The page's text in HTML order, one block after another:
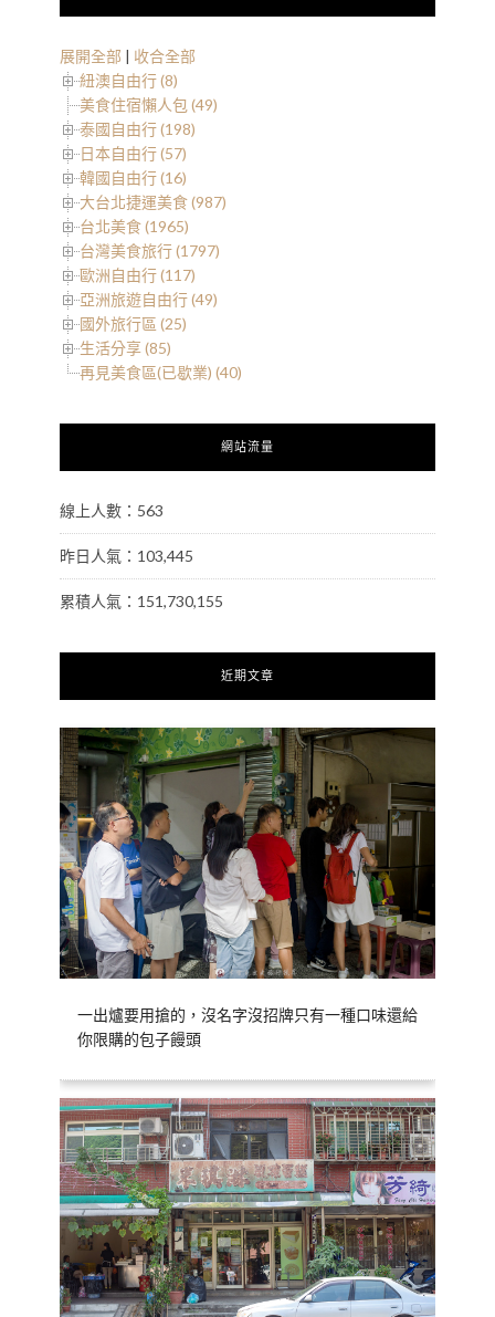
展開全部 | 收合全部
紐澳自由行 (8)
美食住宿懶人包 (49)
泰國自由行 (198)
日本自由行 (57)
韓國自由行 (16)
大台北捷運美食 (987)
台北美食 (1965)
台灣美食旅行 (1797)
歐洲自由行 (117)
亞洲旅遊自由行 (49)
國外旅行區 (25)
生活分享 (85)
再見美食區(已歇業) (40)
網站流量
線上人數：563
昨日人氣：103,445
累積人氣：151,730,155
近期文章
一出爐要用搶的，沒名字沒招牌只有一種口味還給
你限購的包子饅頭